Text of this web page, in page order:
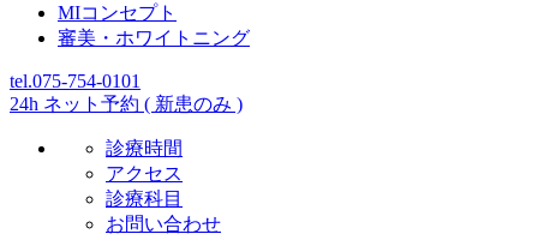
MIコンセプト
審美・ホワイトニング
tel.075-754-0101
24h ネット予約 ( 新患のみ )
診療時間
アクセス
診療科目
お問い合わせ